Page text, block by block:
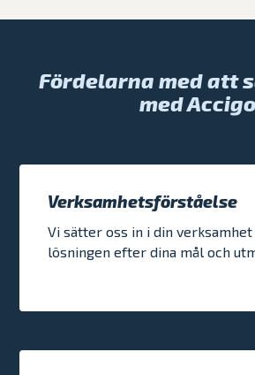
Fördelarna med att
med Accigo
Verksamhetsförståelse
Vi sätter oss in i din
lösningen efter dina mål och